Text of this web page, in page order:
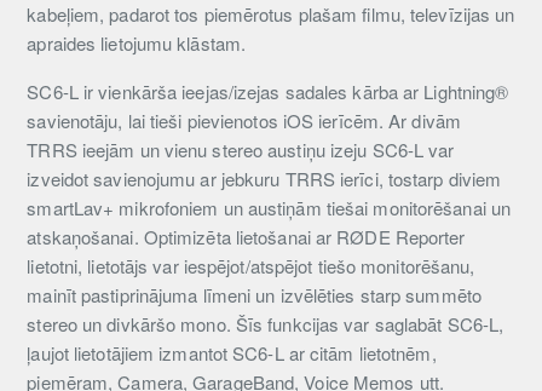
kabeļiem, padarot tos piemērotus plašam filmu, televīzijas un
apraides lietojumu klāstam.
SC6-L ir vienkārša ieejas/izejas sadales kārba ar Lightning®
savienotāju, lai tieši pievienotos iOS ierīcēm. Ar divām
TRRS ieejām un vienu stereo austiņu izeju SC6-L var
izveidot savienojumu ar jebkuru TRRS ierīci, tostarp diviem
smartLav+ mikrofoniem un austiņām tiešai monitorēšanai un
atskaņošanai. Optimizēta lietošanai ar RØDE Reporter
lietotni, lietotājs var iespējot/atspējot tiešo monitorēšanu,
mainīt pastiprinājuma līmeni un izvēlēties starp summēto
stereo un divkāršo mono. Šīs funkcijas var saglabāt SC6-L,
ļaujot lietotājiem izmantot SC6-L ar citām lietotnēm,
piemēram, Camera, GarageBand, Voice Memos utt.